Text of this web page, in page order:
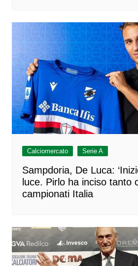
Calciomercato Serie A
Sampdoria, De Luca:
luce. Pirlo ha inciso tanto
campionati Italia